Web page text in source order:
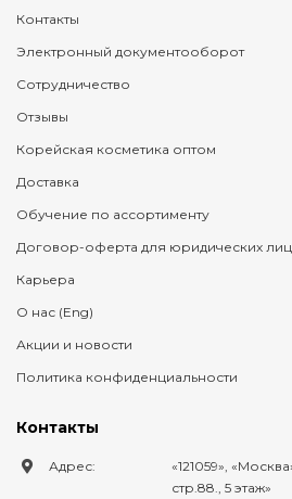
Контакты
Электронный документооборот
Сотрудничество
Отзывы
Корейская косметика оптом
Доставка
Обучение по ассортименту
Договор-оферта для юридических лиц
Карьера
О нас (Eng)
Акции и новости
Политика конфиденциальности
Контакты
Адрес: 121059 Москва
стр.88., 5 этаж